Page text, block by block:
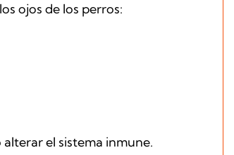
ojos de los perros:
el sistema inmune.